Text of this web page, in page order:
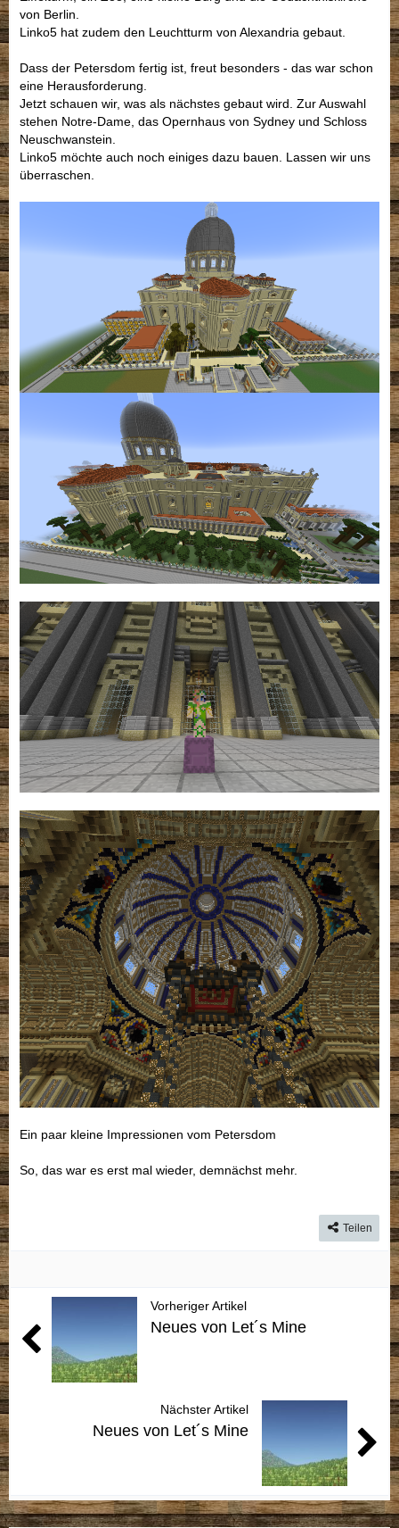
von Berlin.
Linko5 hat zudem den Leuchtturm von Alexandria gebaut.
Dass der Petersdom fertig ist, freut besonders - das war schon
eine Herausforderung.
Jetzt schauen wir, was als nächstes gebaut wird. Zur Auswahl
stehen Notre-Dame, das Opernhaus von Sydney und Schloss
Neuschwanstein.
Linko5 möchte auch noch einiges dazu bauen. Lassen wir uns
überraschen.
Ein paar kleine Impressionen vom Petersdom
So, das war es erst mal wieder, demnächst mehr.
Teilen
Vorheriger Artikel
Neues von Let´s Mine
Nächster Artikel
Neues von Let´s Mine